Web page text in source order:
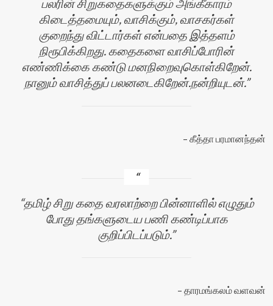
பலரின் சிறுகதைகளுக்கும் அங்கீகாரம்
கிடைத்தமையும், வாசிக்கும், வாசகர்கள்
குறைந்து விட்டார்கள் என்பதை இத்தளம்
நிரூபிக்கிறது. கதைகளை வாசிப்போரின்
எண்ணிக்கை கண்டு மனநிறைவுகொள்கிறேன்.
நானும் வாசித்துப் பலனடைகிறேன்.நன்றியுடன்.
கீத்தா பரமானந்தன்
தமிழ் சிறு கதை வரலாற்றை பின்னாளில் எழுதும்
போது தங்களுடைய பணி கண்டிப்பாக
குறிப்பிடப்படும்.
தாரமங்கலம் வளவன்